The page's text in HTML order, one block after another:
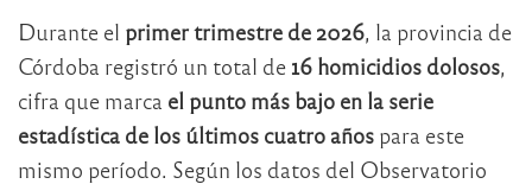
Durante el primer trimestre de 2026, la provincia de
Córdoba registró un total de 16 homicidios dolosos,
cifra que marca el punto más bajo en la serie
estadística de los últimos cuatro años para este
mismo período. Según los datos del Observatorio